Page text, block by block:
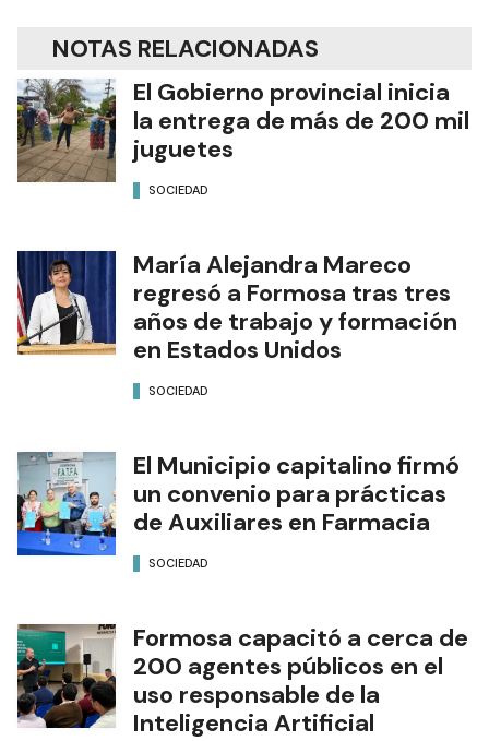
NOTAS RELACIONADAS
El Gobierno provincial inicia
la entrega de más de 200 mil
juguetes
SOCIEDAD
María Alejandra Mareco
regresó a Formosa tras tres
años de trabajo y formación
en Estados Unidos
SOCIEDAD
El Municipio capitalino firmó
un convenio para prácticas
de Auxiliares en Farmacia
SOCIEDAD
Formosa capacitó a cerca de
200 agentes públicos en el
uso responsable de la
Inteligencia Artificial